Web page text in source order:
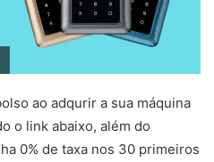
ao adqurir a sua máquina
o link abaixo, além do
0% de taxa nos 30 primeiros